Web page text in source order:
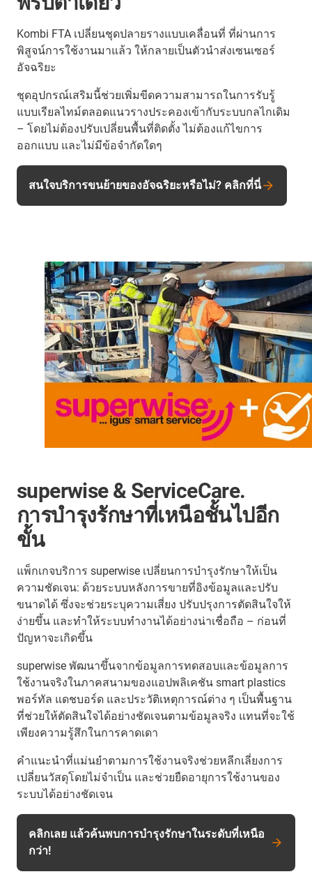
Kombi FTA เปลี่ยนชุดปลายรางแบบเคลื่อนที่ ที่ผ่านการ
พิสูจน์การใช้งานมาแล้ว ให้กลายเป็นตัวนำส่งเซนเซอร์
อัจฉริยะ
ชุดอุปกรณ์เสริมนี้ช่วยเพิ่มขีดความสามารถในการรับรู้
แบบเรียลไทม์ตลอดแนวรางประคองเข้ากับระบบกลไกเดิม
– โดยไม่ต้องปรับเปลี่ยนพื้นที่ติดตั้ง ไม่ต้องแก้ไขการ
ออกแบบ และไม่มีข้อจำกัดใดๆ
สนใจบริการขนย้ายของอัจฉริยะหรือไม่? คลิกที่นี่
superwise & ServiceCare.
การบำรุงรักษาที่เหนือชั้นไปอีก
ขั้น
แพ็กเกจบริการ superwise เปลี่ยนการบำรุงรักษาให้เป็น
ความชัดเจน: ด้วยระบบหลังการขายที่อิงข้อมูลและปรับ
ขนาดได้ ซึ่งจะช่วยระบุความเสี่ยง ปรับปรุงการตัดสินใจให้
ง่ายขึ้น และทำให้ระบบทำงานได้อย่างน่าเชื่อถือ – ก่อนที่
ปัญหาจะเกิดขึ้น
superwise พัฒนาขึ้นจากข้อมูลการทดสอบและข้อมูลการ
ใช้งานจริงในภาคสนามของแอปพลิเคชัน smart plastics
พอร์ทัล แดชบอร์ด และประวัติเหตุการณ์ต่าง ๆ เป็นพื้นฐาน
ที่ช่วยให้ตัดสินใจได้อย่างชัดเจนตามข้อมูลจริง แทนที่จะใช้
เพียงความรู้สึกในการคาดเดา
คำแนะนำที่แม่นยำตามการใช้งานจริงช่วยหลีกเลี่ยงการ
เปลี่ยนวัสดุโดยไม่จำเป็น และช่วยยืดอายุการใช้งานของ
ระบบได้อย่างชัดเจน
คลิกเลย แล้วค้นพบการบำรุงรักษาในระดับที่เหนือ
กว่า!